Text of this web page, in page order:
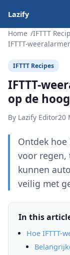
Lazify
Home
IFTTT
IFTTT-
IFTTT Recipes
IFTTT-
op de
By Lazify Editor20
Ontdek hoe
voor regen,
kunnen
veilig met
In this
Hoe IFTTT-